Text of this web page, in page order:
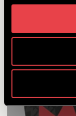
Produkty